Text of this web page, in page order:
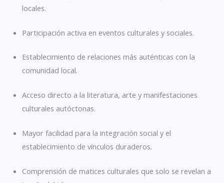
locales.
Participación activa en eventos culturales y sociales.
Establecimiento de relaciones más auténticas con la
comunidad local.
Acceso directo a la literatura, arte y manifestaciones
culturales autóctonas.
Mayor facilidad para la integración social y el
establecimiento de vínculos duraderos.
Comprensión de matices culturales que solo se revelan a